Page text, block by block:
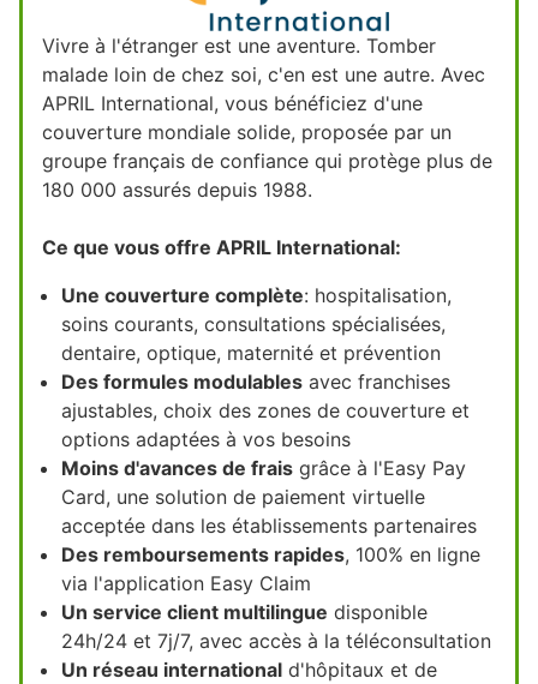
Vivre à l'étranger est une aventure. Tomber
malade loin de chez soi, c'en est une autre. Avec
APRIL International, vous bénéficiez d'une
couverture mondiale solide, proposée par un
groupe français de confiance qui protège plus de
180 000 assurés depuis 1988.
Ce que vous offre APRIL International:
Une couverture complète: hospitalisation,
soins courants, consultations spécialisées,
dentaire, optique, maternité et prévention
Des formules modulables avec franchises
ajustables, choix des zones de couverture et
options adaptées à vos besoins
Moins d'avances de frais grâce à l'Easy Pay
Card, une solution de paiement virtuelle
acceptée dans les établissements partenaires
Des remboursements rapides, 100% en ligne
via l'application Easy Claim
Un service client multilingue disponible
24h/24 et 7j/7, avec accès à la téléconsultation
Un réseau international d'hôpitaux et de